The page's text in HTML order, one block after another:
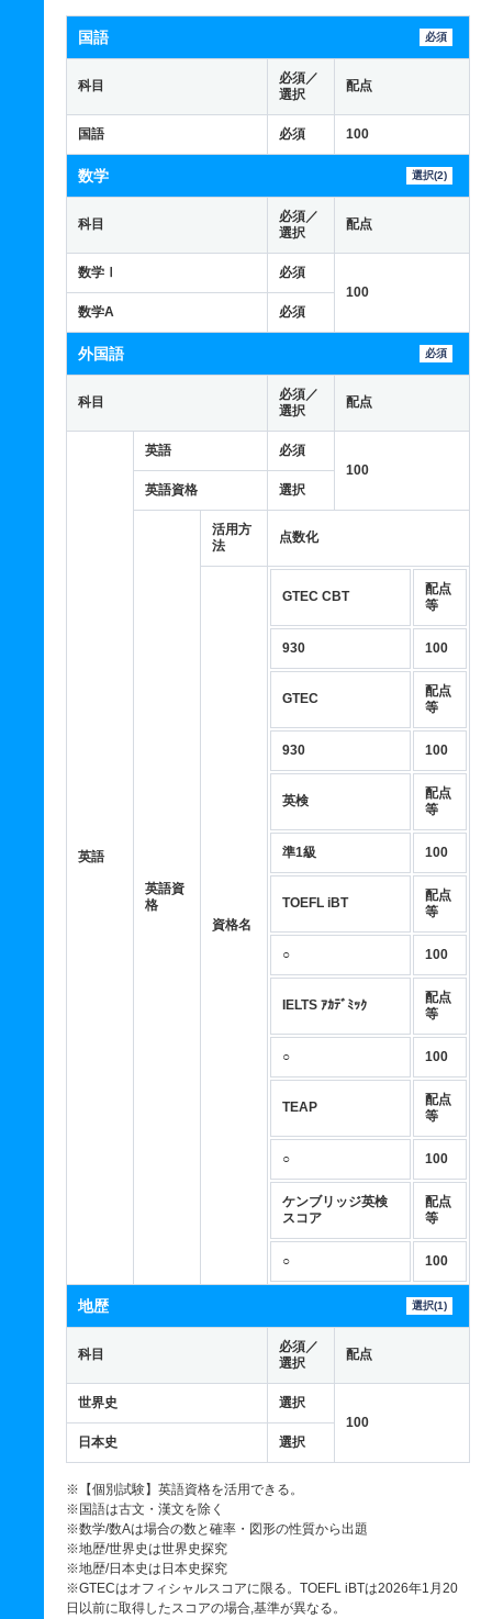
国語 必須
科目
必須／
選択
配点
国語 必須 100
数学 選択(2)
科目
必須／
選択
配点
数学Ⅰ
必須
100
数学A
必須
外国語 必須
科目
必須／
選択
配点
英語
英語
必須
100
英語資格
選択
英語資
格
活用方
法
点数化
資格名
GTEC CBT
配点
等
930 100
GTEC
配点
等
930 100
英検
配点
等
準1級 100
TOEFL iBT
配点
等
○ 100
IELTS ｱｶﾃﾞﾐｯｸ
配点
等
○ 100
TEAP
配点
等
○ 100
ケンブリッジ英検
スコア
配点
等
○ 100
地歴 選択(1)
科目
必須／
選択
配点
世界史
選択
100
日本史
選択
※【個別試験】英語資格を活用できる。
※国語は古文・漢文を除く
※数学/数Aは場合の数と確率・図形の性質から出題
※地歴/世界史は世界史探究
※地歴/日本史は日本史探究
※GTECはオフィシャルスコアに限る。TOEFL iBTは2026年1月20
日以前に取得したスコアの場合,基準が異なる。